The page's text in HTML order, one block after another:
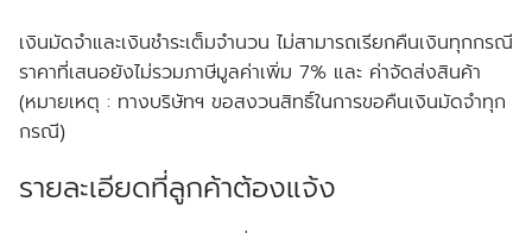
เงินมัดจำและเงินชำระเต็มจำนวน ไม่สามารถเรียกคืนเงินทุกกรณี
ราคาที่เสนอยังไม่รวมภาษีมูลค่าเพิ่ม 7% และ ค่าจัดส่งสินค้า
(หมายเหตุ : ทางบริษัทฯ ขอสงวนสิทธิ์ในการขอคืนเงินมัดจำทุก
กรณี)
รายละเอียดที่ลูกค้าต้องแจ้ง